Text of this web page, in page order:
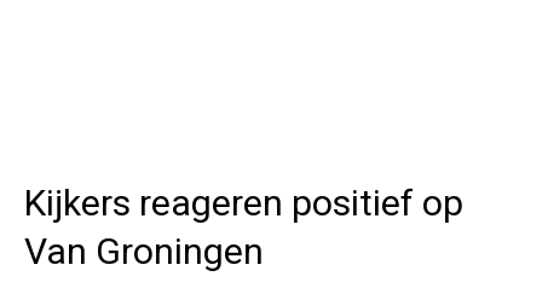
Kijkers reageren positief op
Van Groningen